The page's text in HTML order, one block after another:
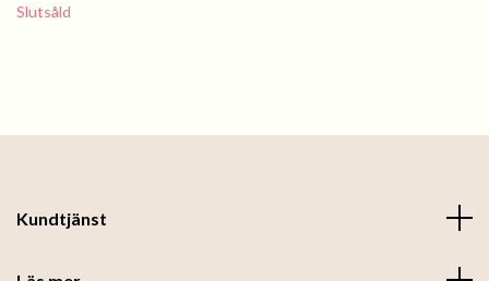
Slutsåld
Kundtjänst